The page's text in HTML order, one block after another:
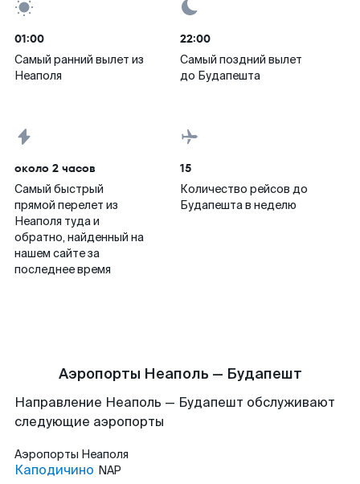
01:00
Самый ранний вылет из
Неаполя
22:00
Самый поздний вылет
до Будапешта
около 2 часов
Самый быстрый
прямой перелет из
Неаполя туда и
обратно, найденный на
нашем сайте за
последнее время
15
Количество рейсов до
Будапешта в неделю
Аэропорты Неаполь — Будапешт
Направление Неаполь — Будапешт обслуживают
следующие аэропорты
Аэропорты Неаполя
Каподичино NAP